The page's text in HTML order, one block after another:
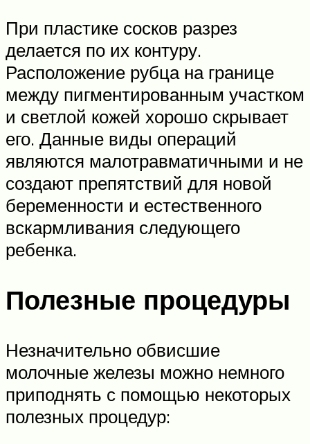
При пластике сосков разрез
делается по их контуру.
Расположение рубца на границе
между пигментированным участком
и светлой кожей хорошо скрывает
его. Данные виды операций
являются малотравматичными и не
создают препятствий для новой
беременности и естественного
вскармливания следующего
ребенка.
Полезные процедуры
Незначительно обвисшие
молочные железы можно немного
приподнять с помощью некоторых
полезных процедур: